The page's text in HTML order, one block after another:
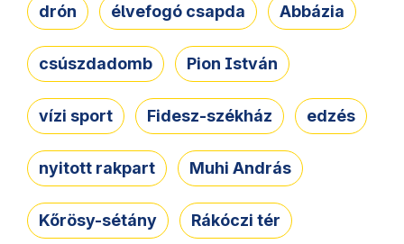
drón élvefogó csapda Abbázia
csúszdadomb Pion István
vízi sport Fidesz-székház edzés
nyitott rakpart Muhi András
Kőrösy-sétány Rákóczi tér